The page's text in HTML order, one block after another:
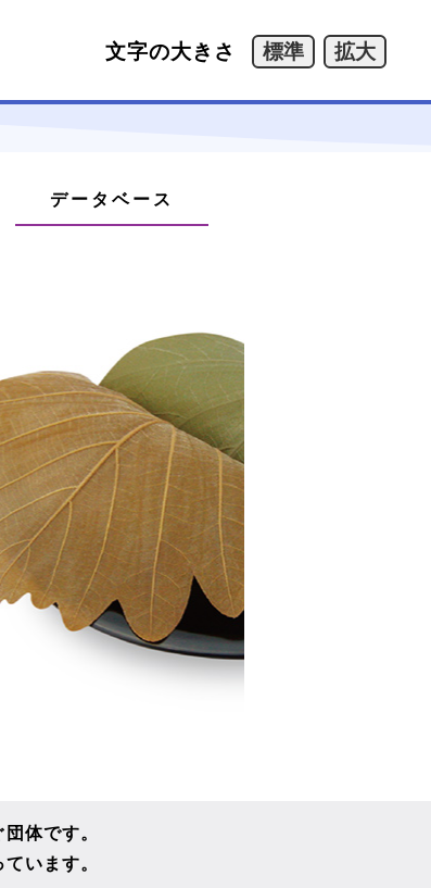
データベース
体です。
います。
文字の大きさ